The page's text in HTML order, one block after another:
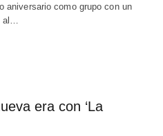
aniversario como grupo con un
era con ‘La